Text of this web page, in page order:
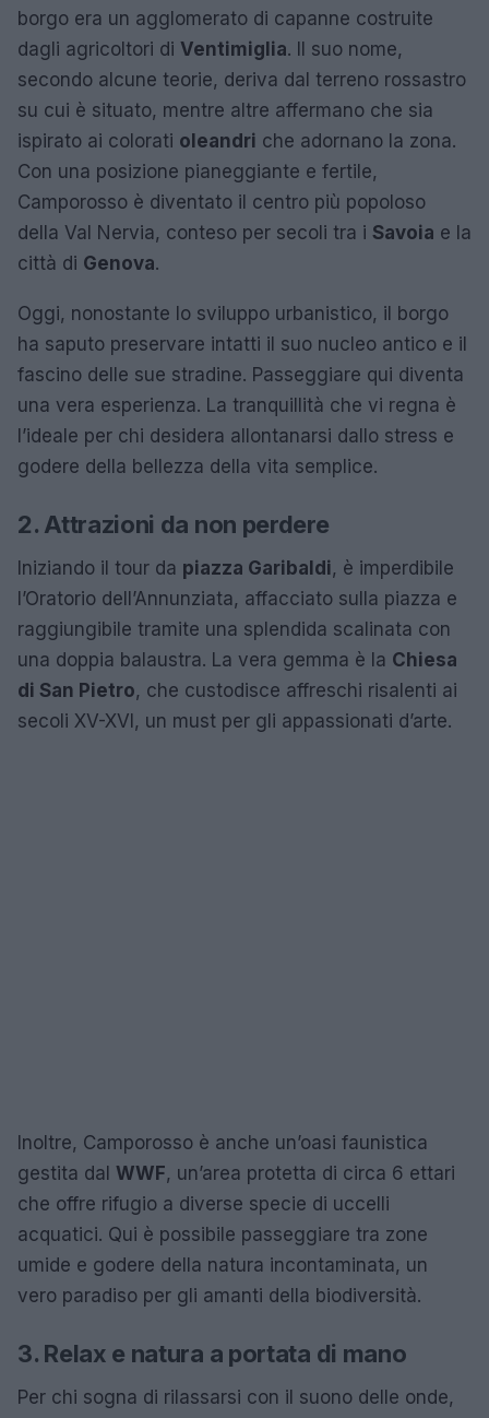
borgo era un agglomerato di capanne costruite
dagli agricoltori di Ventimiglia. Il suo nome,
secondo alcune teorie, deriva dal terreno rossastro
su cui è situato, mentre altre affermano che sia
ispirato ai colorati oleandri che adornano la zona.
Con una posizione pianeggiante e fertile,
Camporosso è diventato il centro più popoloso
della Val Nervia, conteso per secoli tra i Savoia e la
città di Genova.
Oggi, nonostante lo sviluppo urbanistico, il borgo
ha saputo preservare intatti il suo nucleo antico e il
fascino delle sue stradine. Passeggiare qui diventa
una vera esperienza. La tranquillità che vi regna è
l’ideale per chi desidera allontanarsi dallo stress e
godere della bellezza della vita semplice.
2. Attrazioni da non perdere
Iniziando il tour da piazza Garibaldi, è imperdibile
l’Oratorio dell’Annunziata, affacciato sulla piazza e
raggiungibile tramite una splendida scalinata con
una doppia balaustra. La vera gemma è la Chiesa
di San Pietro, che custodisce affreschi risalenti ai
secoli XV-XVI, un must per gli appassionati d’arte.
Inoltre, Camporosso è anche un’oasi faunistica
gestita dal WWF, un’area protetta di circa 6 ettari
che offre rifugio a diverse specie di uccelli
acquatici. Qui è possibile passeggiare tra zone
umide e godere della natura incontaminata, un
vero paradiso per gli amanti della biodiversità.
3. Relax e natura a portata di mano
Per chi sogna di rilassarsi con il suono delle onde,